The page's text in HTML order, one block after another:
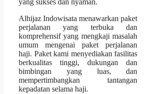
yang sukses dan nyaman.
Alhijaz Indowisata menawarkan paket
perjalanan yang terbuka dan
komprehensif yang mengkaji masalah
umum mengenai paket perjalanan
haji. Paket kami menyediakan fasilitas
berkualitas tinggi, dukungan dan
bimbingan yang luas, dan
mempertimbangkan tantangan
kepadatan selama haji.